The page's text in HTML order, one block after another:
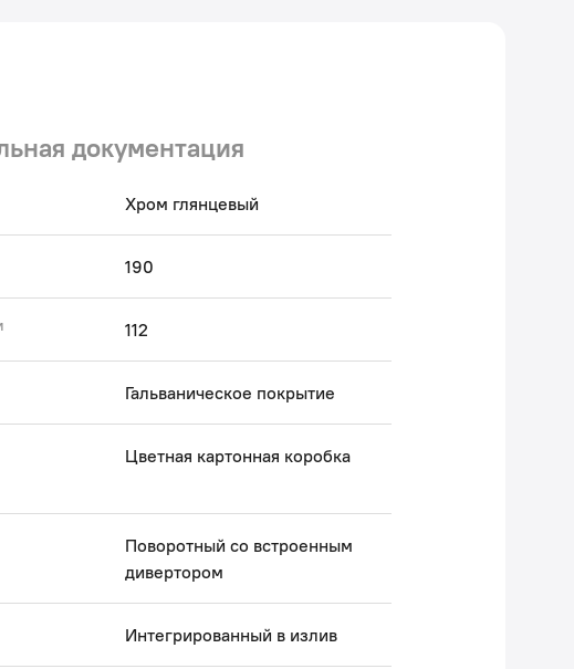
документация
Хром глянцевый
190
112
Гальваническое покрытие
Цветная картонная коробка
Поворотный со встроенным
дивертором
Интегрированный в излив